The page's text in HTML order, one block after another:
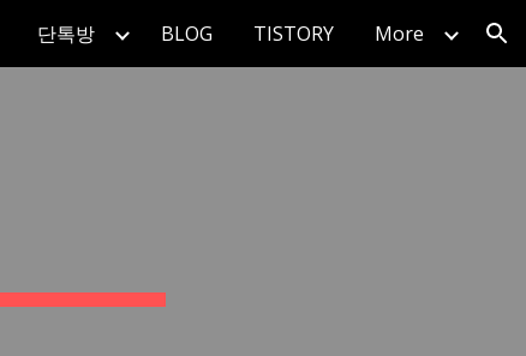
단톡방 BLOG TISTORY More